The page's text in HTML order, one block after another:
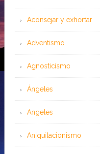
Aconsejar y exhortar
Adventismo
Agnosticismo
Ángeles
Angeles
Aniquilacionismo